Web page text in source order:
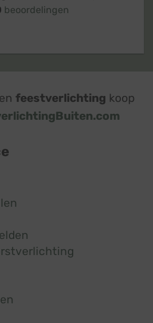
beoordelingen
en feestverlichting koop